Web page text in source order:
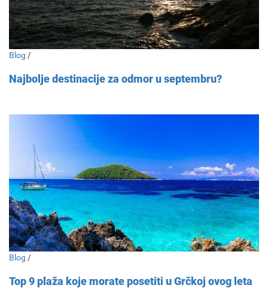
Blog /
Najbolje destinacije za odmor u septembru?
Blog /
Top 9 plaža koje morate posetiti u Grčkoj ovog leta